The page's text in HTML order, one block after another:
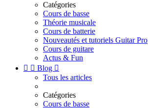
Catégories
Cours de basse
Théorie musicale
Cours de batterie
Nouveautés et tutoriels Guitar Pro
Cours de guitare
Actus & Fun
  Blog 
Tous les articles
Catégories
Cours de basse